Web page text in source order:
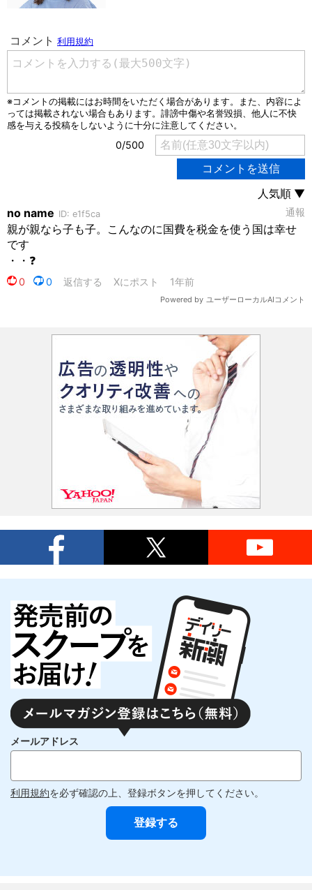
メールアドレス
利用規約を必ず確認の上、登録ボタンを押してください。